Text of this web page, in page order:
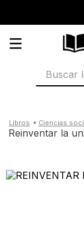
Buscar libros
ciencias
reinventar la